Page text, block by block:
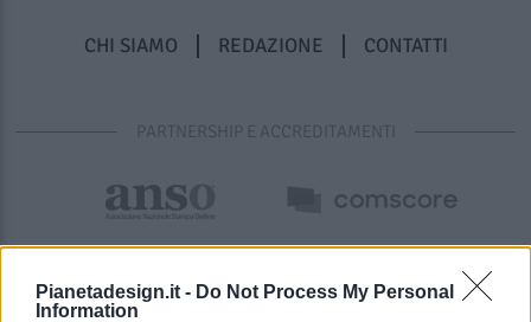
Pianetadesign.it - Do Not Process My Personal
Information
CHI SIAMO REDAZIONE CONTATTI
PARTNERSHIP E ACCREDITAMENTI